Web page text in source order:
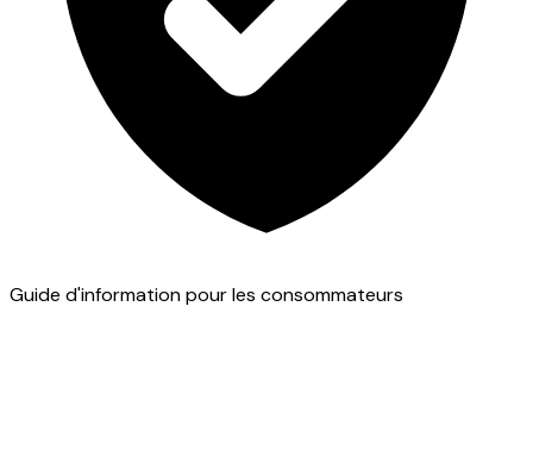
Guide d'information pour les consommateurs